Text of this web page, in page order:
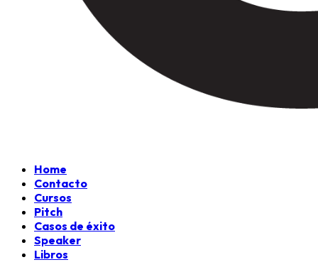
Home
Contacto
Cursos
Pitch
Casos de éxito
Speaker
Libros